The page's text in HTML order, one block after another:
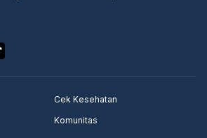
Cek Kesehatan
Komunitas